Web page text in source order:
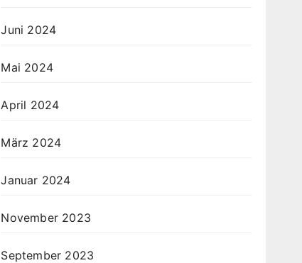
Juni 2024
Mai 2024
April 2024
März 2024
Januar 2024
November 2023
September 2023